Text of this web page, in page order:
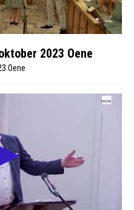
2023 Oene
Oene